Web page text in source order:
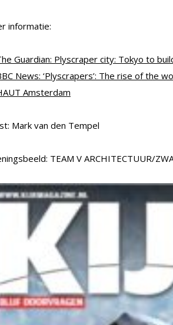
informatie:
Guardian: Plyscraper city: Tokyo to
News: ‘Plyscrapers’: The rise of the
Amsterdam
Mark van den Tempel
TEAM V ARCHITECTUUR/